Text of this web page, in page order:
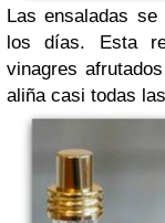
Las ensaladas
los días. Esta
vinagres
aliña casi todas